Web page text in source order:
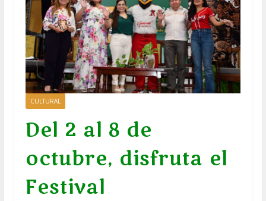
CULTURAL
Del 2 al 8 de
octubre, disfruta el
Festival